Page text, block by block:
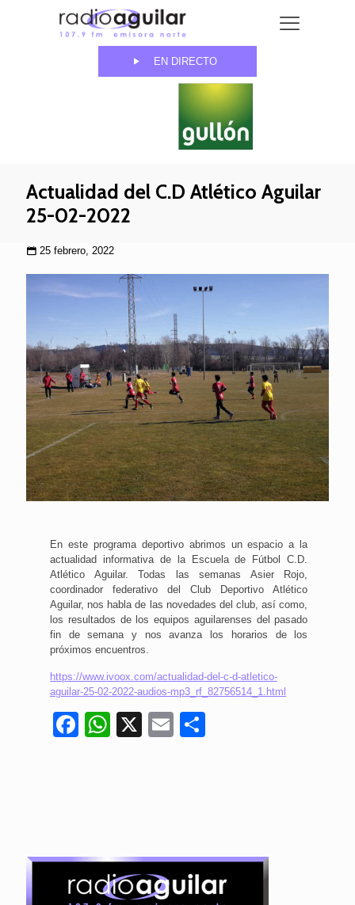
EN DIRECTO
Actualidad del C.D Atlético Aguilar
25-02-2022
25 febrero, 2022
En este programa deportivo abrimos un espacio a la
actualidad informativa de la Escuela de Fútbol C.D.
Atlético Aguilar. Todas las semanas Asier Rojo,
coordinador federativo del Club Deportivo Atlético
Aguilar, nos habla de las novedades del club, así como,
los resultados de los equipos aguilarenses del pasado
fin de semana y nos avanza los horarios de los
próximos encuentros.
https://www.ivoox.com/actualidad-del-c-d-atletico-
aguilar-25-02-2022-audios-mp3_rf_82756514_1.html
Facebook
WhatsApp
X Email